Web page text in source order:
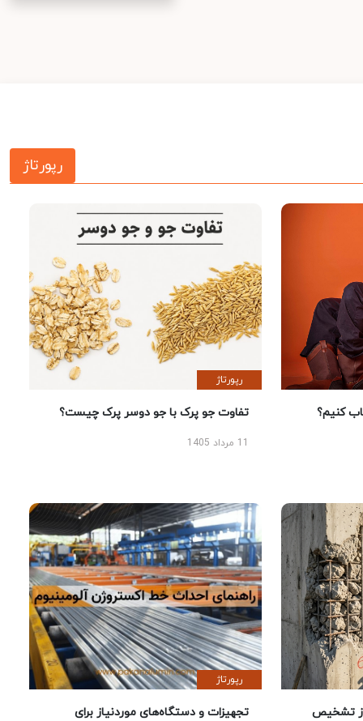
رپورتاژ
کنیم؟
رپورتاژ
تفاوت جو پرک با جو دوسر پرک چیست؟
تشخیص
رپورتاژ
تجهیزات و دستگاه‌های موردنیاز برای